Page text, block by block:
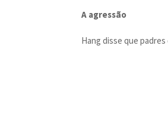
A agressão
Hang disse que